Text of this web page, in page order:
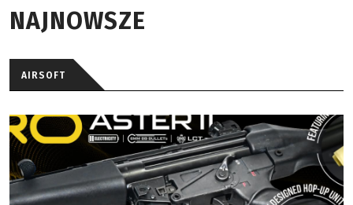
NAJNOWSZE
AIRSOFT